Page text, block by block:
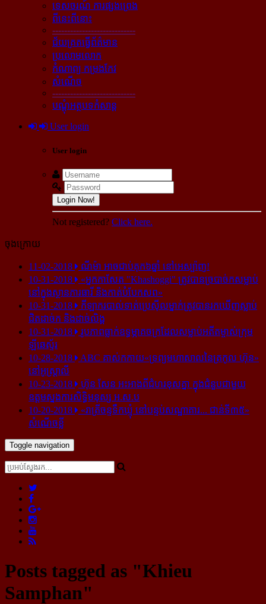
ទេសចរណ៍ ការផ្សងព្រេង
ពីនេះពីនោះ
----------------------------
ជ័យគ្រតធ្វើព័ត៌មាន
ប្រលោមលោក
កំណាព្យ កម្រងកែវ
សំណើច
----------------------------
បណ្ដុំអត្ថបទកំសាន្ដ
User login
User login
Login Now!
Not registered? Click here.
ចុងក្រោយ
11-02-2018
ណីម៉ា អាច​ជាប់​គុក​៦ឆ្នាំ នៅ​អេស្ប៉ាញ!
10-31-2018
«អ្នក​កាសែត "Khashoggi" ត្រូវ​បាន​ច្របាច់ក​សម្លាប់​
នៅ​ក្នុង​ស្ថាន​ភារធារី និង​កាត់​បំបែក​សព»
10-31-2018
កីឡាករ​បាល់ទាត់​ប្រេស៊ីល​ម្នាក់​ត្រូវ​បាន​រក​ឃើញ​ស្លាប់​
ជិត​ដាច់ក និង​ដាច់​លិង្គ
10-31-2018
រូបភាព​ធ្លាក់​ឧទ្ធម្ភាគចក្រ​ដែល​សម្លាប់​អតីត​ម្ចាស់​ក្រុម​
ឡីឆេស្ទ័រ
10-28-2018
ABC គាស់​កកាយ​«ទ្រព្យមហាសាល​នៃ​ត្រកូល ហ៊ុន»​
នៅ​អូស្ត្រាលី
10-23-2018
ហ៊ុន សែន អះអាង​ពី​ជំហរ​ខុស​គ្នា ក្នុង​ជំនួប​ជាមួយ​
ឧត្តម​ស្នងការ​សិទ្ធិ​មនុស្ស អ.ស.ប
10-20-2018
«រាត្រីចន្ទទឹកឃ្មុំ នៅបន្ទប់សណ្ឋាគារ... ជាន់ទី៣៥»
សំណើចខ្លី
Toggle navigation
Posts tagged as "Khieu
Samphan"